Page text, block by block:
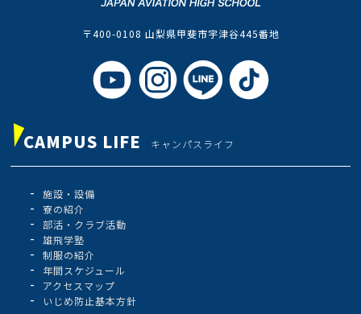
〒400-0108 山梨県甲斐市宇津谷445番地
CAMPUS LIFE キャンパスライフ
施設・設備
寮の紹介
部活・クラブ活動
雄飛学塾
制服の紹介
年間スケジュール
アクセスマップ
いじめ防止基本方針